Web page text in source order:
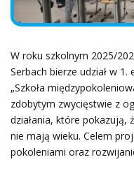
W roku szkolnym 2025/
Serbach bierze udział w
„Szkoła
zdobytym zwycięstwie z
działania, które pokazują,
nie mają wieku. Celem
pokoleniami oraz